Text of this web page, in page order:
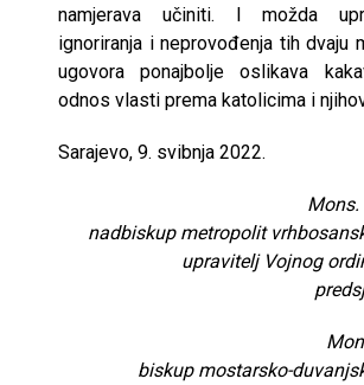
namjerava učiniti. I možda
ignoriranja i neprovođenja tih dvaju
ugovora ponajbolje oslikava
odnos vlasti prema katolicima i
Sarajevo, 9. svibnja 2022.
Mons.
nadbiskup metropolit
upravitelj Vojnog
biskup mostarsko-